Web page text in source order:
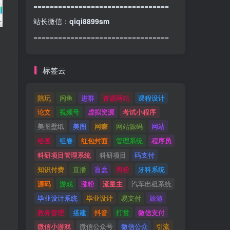
=================================
站长微信： qiqi8899sm
=================================
标签云
陪玩 闲鱼 进群 资源网站
课程设计
论文
视频号 虚拟资源
考试小程序
美图壁纸
美图 网赚 网站源码
网站
绘画
组卷 红包封面 管理系统
程序员
科研项目管理系统
科研项目
码支付
知识付费
直播 盲盒 男粉
牙科系统
源码
游戏 涨粉 流量主
汽车出租系统
毕业设计系统
毕业设计 易支付
旅游
教务管理
搭建 抖音 打赏
微信支付
微信小游戏
微信公众号 微信公众 引流